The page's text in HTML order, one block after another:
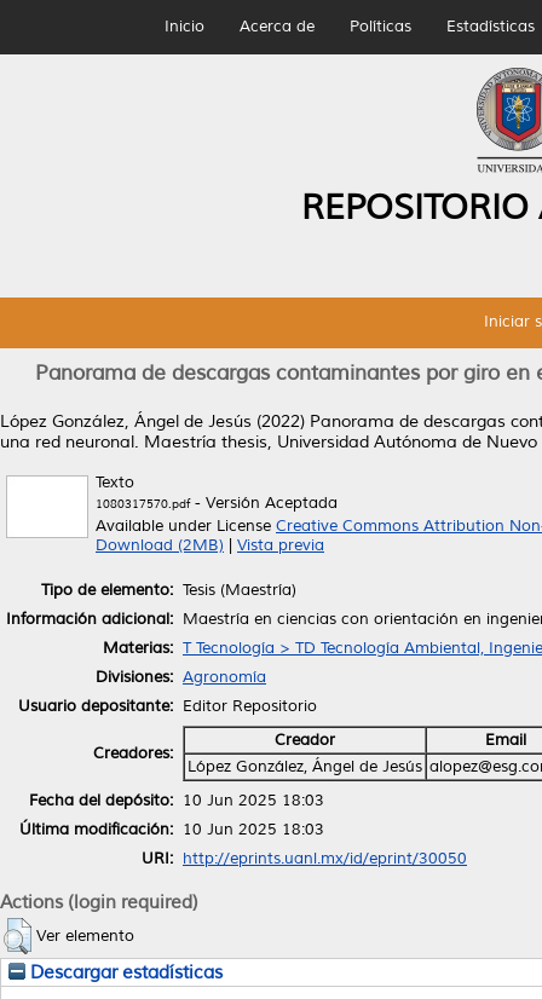
Inicio Acerca de Políticas Estadísticas
Iniciar
Panorama de descargas contaminantes por giro
López González, Ángel de Jesús (2022) Panorama de descargas
una red neuronal. Maestría thesis, Universidad Autónoma de Nuevo
Texto
1080317570.pdf- Versión Aceptada
Available under License Creative Commons Attribution
Download (2MB)
Vista previa
Tipo de elemento: Tesis (Maestría)
Información adicional: Maestría en ciencias con orientación en
Materias: T Tecnología > TD Tecnología Ambiental,
Divisiones: Agronomía
Usuario depositante: Editor Repositorio
Creadores:
Creador
Email
López González, Ángel de Jesús
Fecha del depósito: 10 Jun 2025 18:03
Última modificación: 10 Jun 2025 18:03
URI: http://eprints.uanl.mx/id/eprint/30050
Actions (login required)
Ver elemento
Descargar estadísticas